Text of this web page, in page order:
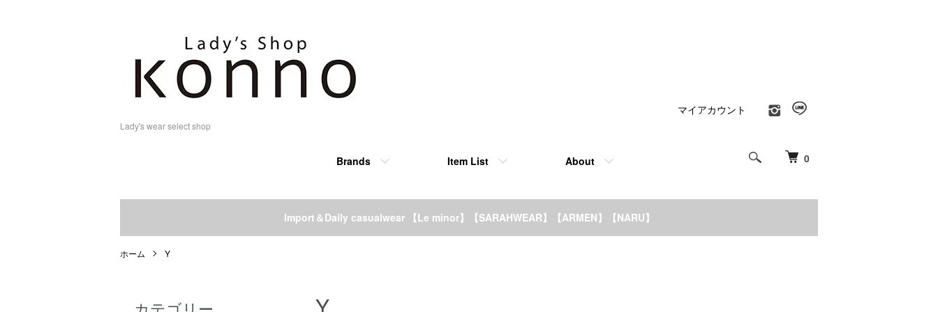
Lady's wear select shop
0
Brands Item List About
マイアカウント
Import＆Daily casualwear 【Le minor】【SARAHWEAR】【ARMEN】【NARU】
ホーム Y